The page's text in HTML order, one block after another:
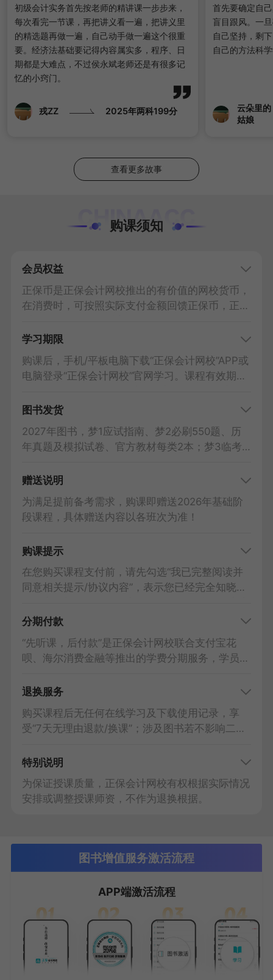
初级会计实务首先按老师的精讲课一步步来，
每次看完一节课，再把讲义看一遍，把讲义里
的精选题再做一遍，自己动手做一遍这个很重
要。经济法基础要记得内容属实多，程序、日
期都是大难点，不过侯永斌老师还是有很多记
忆的小窍门。
戎ZZ 2025年两科199分
首先要确定自
盲目跟风。一
自己坚持，剩
自己的方法科
云朵里的
姑娘
查看更多故事
购课须知
会员权益
正保币是正保会计网校推出的有价值的网校货币，
在消费时，可按照实际支付金额回馈正保币，正保
学习期限
购课后，手机/平板电脑下载“正保会计网校”APP或
电脑登录“正保会计网校”官网学习。课程有效期至
起有效期为3个月。课程讲义、练习等可下载到电
校”APP，断网后也可学习。课程内容仅限学员本
人使用，严禁与他人共用。
图书发货
2027年图书，梦1应试指南、梦2必刷550题、历
年真题及模拟试卷、官方教材每类2本；梦3临考
现货图书：付款后一般会根据订单顺序48小时内
时间为准。
预售图书：将在出版后按照订单顺序陆续发出，请
预计现货时间：应试指南、思维导图、历年真题及
模拟试卷：2026年8月；官方教材、必刷550题、
临考抢分试卷：2027年1月。
会影响发货速度，我们竭尽全力为您配送，如延迟
收到敬请谅解。
赠送说明
为满足提前备考需求，购课即赠送2026年基础阶
段课程，具体赠送内容以各班次为准！
购课提示
在您购买课程支付前，请先勾选“我已完整阅读并
同意相关提示/协议内容”，表示您已经完全知晓课
间已经就该次交易达成共识。购课协议：
梦想成真
分期付款
“先听课，后付款”是正保会计网校联合支付宝花
呗、海尔消费金融等推出的学费分期服务，学员仅
付。
退换服务
购买课程后无任何在线学习及下载使用记录，享
受“7天无理由退款/换课”；涉及图书若不影响二次
特别说明
为保证授课质量，正保会计网校有权根据实际情况
安排或调整授课师资，不作为退换根据。
图书增值服务激活流程
APP端激活流程